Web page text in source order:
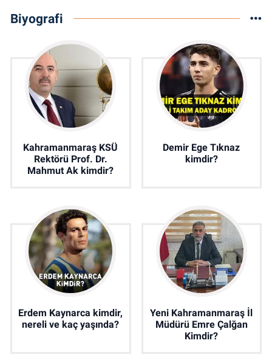
Biyografi
Kahramanmaraş KSÜ
Rektörü Prof. Dr.
Mahmut Ak kimdir?
Demir Ege Tıknaz
kimdir?
Erdem Kaynarca kimdir,
nereli ve kaç yaşında?
Yeni Kahramanmaraş İl
Müdürü Emre Çalğan
Kimdir?